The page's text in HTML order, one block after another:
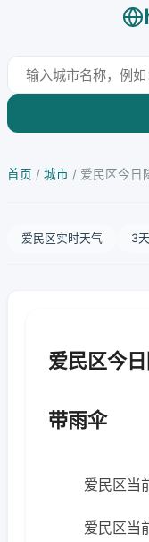
首页 / 城市 / 爱民区今日
爱民区实时天气 3
爱民区今
带雨伞
爱民区当
爱民区当